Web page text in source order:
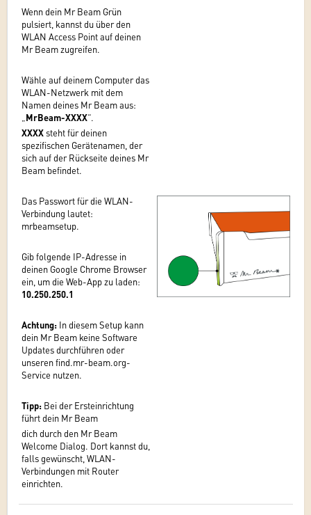
Wenn dein Mr Beam Grün
pulsiert, kannst du über den
WLAN Access Point auf deinen
Mr Beam zugreifen.
Wähle auf deinem Computer das
WLAN-Netzwerk mit dem
Namen deines Mr Beam aus:
„MrBeam-XXXX“.
XXXXsteht für deinen
spezifischen Gerätenamen, der
sich auf der Rückseite deines Mr
Beam befindet.
Das Passwort für die WLAN-
Verbindung lautet:
mrbeamsetup.
Gib folgende IP-Adresse in
deinen Google Chrome Browser
ein, um die Web-App zu laden:
10.250.250.1
Achtung: In diesem Setup kann
dein Mr Beam keine Software
Updates durchführen oder
unseren find.mr-beam.org-
Service nutzen.
Tipp: Bei der Ersteinrichtung
führt dein Mr Beam
dich durch den Mr Beam
Welcome Dialog. Dort kannst du,
falls gewünscht, WLAN-
Verbindungen mit Router
einrichten.